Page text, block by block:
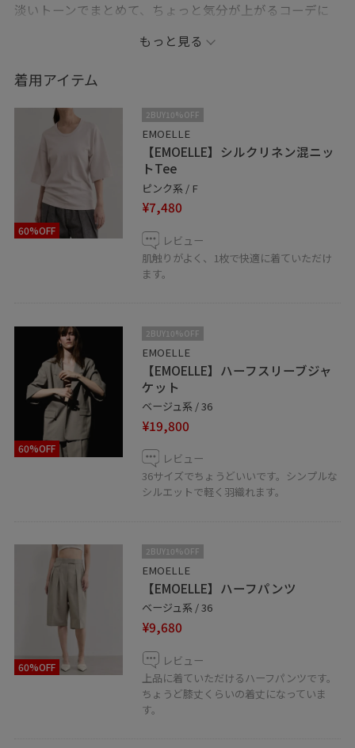
淡いトーンでまとめて、ちょっと気分が上がるコーデに
Instagram:@adam_yu__
是非店頭でもご覧ください。お待ちしております！
▶︎♡ボタンを押してお気に入り！ お気に入りしていただ
くと、気になったコーディネートや商品がチェックしや
すくなります。 スタッフのフォローもあわせてご利用く
ださい。
▶︎ルミネカードWEB決済サービス 気になるアイテムを
いつでもどこでもWEBで決済、ご自宅に配送可能です。
こちらも5%OFF適用となります。 詳しくは店舗にお問い
をタップをして下さい
もっと見る
着用アイテム
60%OFF
2BUY10%OFF
EMOELLE
【EMOELLE】シルクリネン混ニッ
トTee
ピンク系 / F
¥7,480
レビュー
肌触りがよく、1枚で快適に着ていただけ
ます。
60%OFF
2BUY10%OFF
EMOELLE
【EMOELLE】ハーフスリーブジャ
ケット
ベージュ系 / 36
¥19,800
レビュー
36サイズでちょうどいいです。シンプルな
シルエットで軽く羽織れます。
60%OFF
2BUY10%OFF
EMOELLE
【EMOELLE】ハーフパンツ
ベージュ系 / 36
¥9,680
レビュー
上品に着ていただけるハーフパンツです。
ちょうど膝丈くらいの着丈になっていま
す。